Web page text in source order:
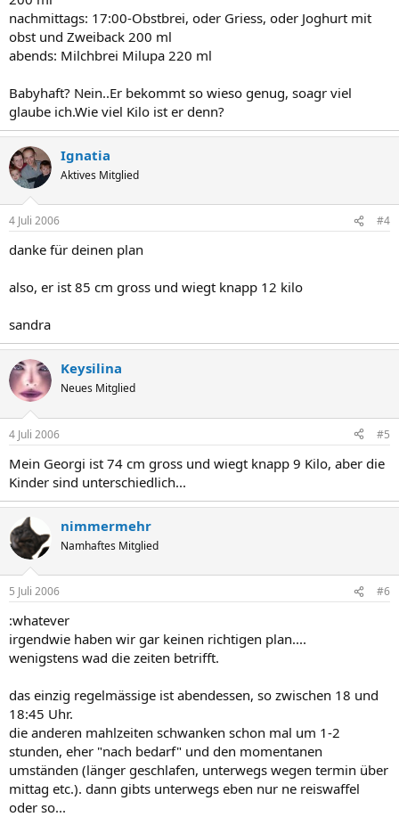
nachmittags: 17:00-Obstbrei, oder Griess, oder Joghurt mit
obst und Zweiback 200 ml
abends: Milchbrei Milupa 220 ml
Babyhaft? Nein..Er bekommt so wieso genug, soagr viel
glaube ich.Wie viel Kilo ist er denn?
Ignatia
Aktives Mitglied
4 Juli 2006 #4
danke für deinen plan
also, er ist 85 cm gross und wiegt knapp 12 kilo
sandra
Keysilina
Neues Mitglied
4 Juli 2006 #5
Mein Georgi ist 74 cm gross und wiegt knapp 9 Kilo, aber die
Kinder sind unterschiedlich...
nimmermehr
Namhaftes Mitglied
5 Juli 2006 #6
:whatever
irgendwie haben wir gar keinen richtigen plan....
wenigstens wad die zeiten betrifft.
das einzig regelmässige ist abendessen, so zwischen 18 und
18:45 Uhr.
die anderen mahlzeiten schwanken schon mal um 1-2
stunden, eher "nach bedarf" und den momentanen
umständen (länger geschlafen, unterwegs wegen termin über
mittag etc.). dann gibts unterwegs eben nur ne reiswaffel
oder so...